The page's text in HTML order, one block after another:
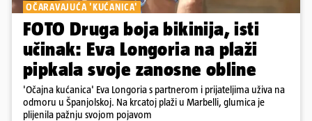
OČARAVAJUĆA 'KUĆANICA'
FOTO Druga boja bikinija, isti
učinak: Eva Longoria na plaži
pipkala svoje zanosne obline
'Očajna kućanica' Eva Longoria s partnerom i prijateljima uživa na
odmoru u Španjolskoj. Na krcatoj plaži u Marbelli, glumica je
plijenila pažnju svojom pojavom